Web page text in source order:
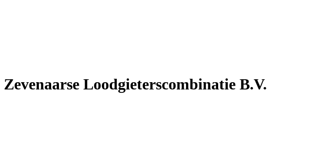
Zevenaarse Loodgieterscombinatie B.V.